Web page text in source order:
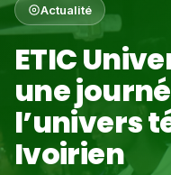
Actualité
ETIC
une
l’univers
Ivoirien